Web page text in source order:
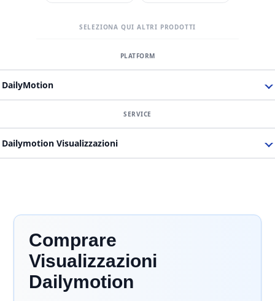
SELEZIONA QUI ALTRI PRODOTTI
DailyMotion
Dailymotion Visualizzazioni
Comprare
Visualizzazioni
Dailymotion